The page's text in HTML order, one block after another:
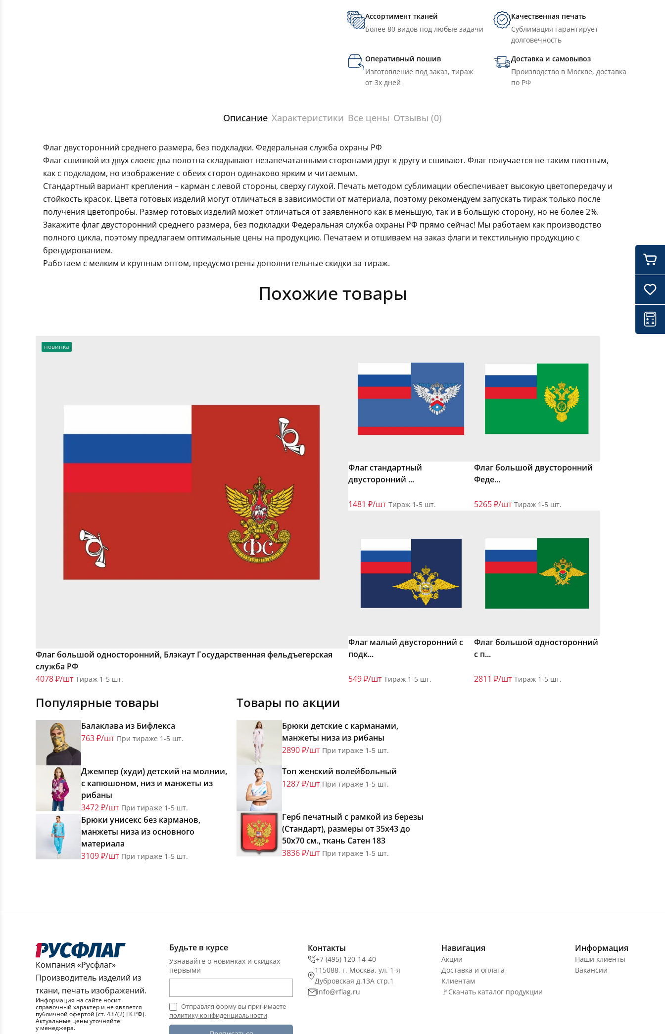
Ассортимент тканей
Более 80 видов под любые задачи
Качественная печать
Сублимация гарантирует
долговечность
Оперативный пошив
Изготовление под заказ, тираж
от 3х дней
Доставка и самовывоз
Производство в Москве, доставка
по РФ
Описание Характеристики Все цены Отзывы (0)
Флаг двусторонний среднего размера, без подкладки. Федеральная служба охраны РФ
Флаг сшивной из двух слоев: два полотна складывают незапечатанными сторонами друг к другу и сшивают. Флаг получается не таким плотным,
как с подкладом, но изображение с обеих сторон одинаково ярким и читаемым.
Стандартный вариант крепления – карман с левой стороны, сверху глухой. Печать методом сублимации обеспечивает высокую цветопередачу и
стойкость красок. Цвета готовых изделий могут отличаться в зависимости от материала, поэтому рекомендуем запускать тираж только после
получения цветопробы. Размер готовых изделий может отличаться от заявленного как в меньшую, так и в большую сторону, но не более 2%.
Закажите флаг двусторонний среднего размера, без подкладки Федеральная служба охраны РФ прямо сейчас! Мы работаем как производство
полного цикла, поэтому предлагаем оптимальные цены на продукцию. Печатаем и отшиваем на заказ флаги и текстильную продукцию с
брендированием.
Работаем с мелким и крупным оптом, предусмотрены дополнительные скидки за тираж.
Похожие товары
новинка
Флаг большой односторонний, Блэкаут Государственная фельдъегерская
служба РФ
4078 ₽/шт Тираж 1-5 шт.
Флаг стандартный
двусторонний ...
1481 ₽/шт Тираж 1-5 шт.
Флаг большой двусторонний
Феде...
5265 ₽/шт Тираж 1-5 шт.
Флаг малый двусторонний с
подк...
549 ₽/шт Тираж 1-5 шт.
Флаг большой односторонний
с п...
2811 ₽/шт Тираж 1-5 шт.
Популярные товары
Балаклава из Бифлекса
763 ₽/шт При тираже 1-5 шт.
Джемпер (худи) детский на молнии,
с капюшоном, низ и манжеты из
рибаны
3472 ₽/шт При тираже 1-5 шт.
Брюки унисекс без карманов,
манжеты низа из основного
материала
3109 ₽/шт При тираже 1-5 шт.
Товары по акции
Брюки детские с карманами,
манжеты низа из рибаны
2890 ₽/шт При тираже 1-5 шт.
Топ женский волейбольный
1287 ₽/шт При тираже 1-5 шт.
Герб печатный с рамкой из березы
(Стандарт), размеры от 35х43 до
50х70 см., ткань Сатен 183
3836 ₽/шт При тираже 1-5 шт.
Компания «Русфлаг»
Производитель изделий из
ткани, печать изображений.
Информация на сайте носит
справочный характер и не является
публичной офертой (ст. 437(2) ГК РФ).
Актуальные цены уточняйте
у менеджера.
Будьте в курсе
Узнавайте о новинках и скидках
первыми
Отправляя форму вы принимаете
политику конфиденциальности
Контакты
+7 (495) 120-14-40
115088, г. Москва, ул. 1-я
Дубровская д.13А стр.1
info@rflag.ru
Навигация
Акции
Доставка и оплата
Клиентам
🚩Скачать каталог продукции
Информация
Наши клиенты
Вакансии